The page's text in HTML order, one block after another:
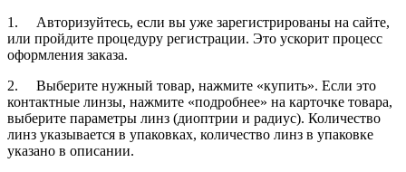
1. Авторизуйтесь, если вы уже зарегистрированы на сайте,
или пройдите процедуру регистрации. Это ускорит процесс
оформления заказа.
2. Выберите нужный товар, нажмите «купить». Если это
контактные линзы, нажмите «подробнее» на карточке товара,
выберите параметры линз (диоптрии и радиус). Количество
линз указывается в упаковках, количество линз в упаковке
указано в описании.